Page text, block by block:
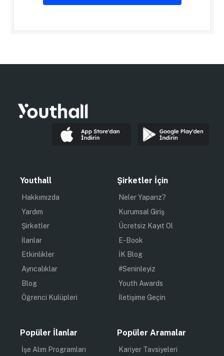
Youthall
Hakkımızda
Yardım
Şirketler
İlanlar
Etkinlikler
Ayrıcalıklar
Blog
Öğrenci Kulüpleri
Şirketler İçin
Neler Yaparız?
Kurumsal Giriş
Ücretsiz Kayıt Ol
E-Book
İK Blog
#Seninleyiz
Youth Awards
İletişime Geçin
Popüler İlanlar
İşe Alım Programları
Popüler Aramalar
Kariyer Tavsiyeleri